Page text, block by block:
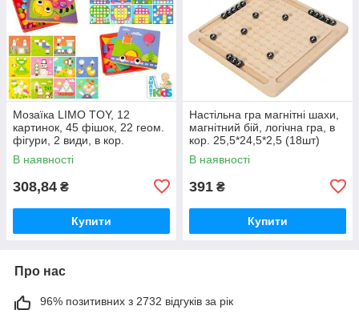
Мозаїка LIMO TOY, 12
картинок, 45 фішок, 22 геом.
фігури, 2 види, в кор.
31,5*31,5*5,5см (24шт)
В наявності
308,84 ₴
Купити
Настільна гра магнітні шахи,
магнітний бій, логічна гра, в
кор. 25,5*24,5*2,5 (18шт)
В наявності
391 ₴
Купити
Про нас
96% позитивних з 2732 відгуків за рік